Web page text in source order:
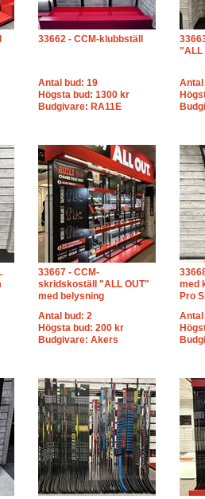
33662 - CCM-klubbställ
Antal bud: 19
Högsta bud: 1300 kr
Budgivare: RA11E
"ALL
Antal
33667 - CCM-
skridskoställ "ALL OUT"
med belysning
Antal bud: 2
Högsta bud: 200 kr
Budgivare: Akers
med
Pro
Antal